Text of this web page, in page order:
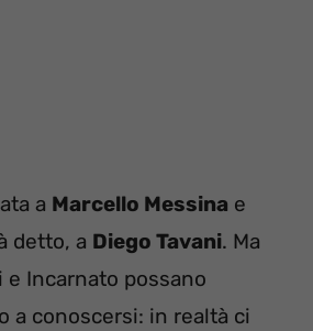
a Marcello Messina e
detto, a Diego Tavani. Ma
e Incarnato possano
a conoscersi: in realtà ci